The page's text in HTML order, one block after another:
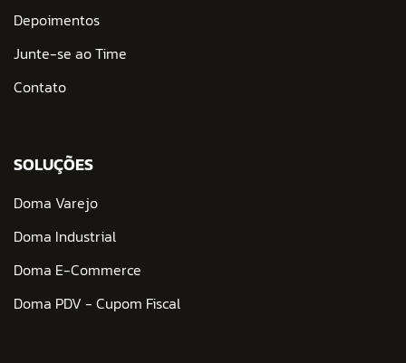
Depoimentos
Junte-se ao Time
Contato
SOLUÇÕES
Doma Varejo
Doma Industrial
Doma E-Commerce
Doma PDV - Cupom Fiscal